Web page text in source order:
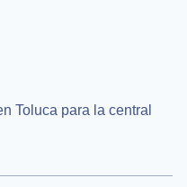
Toluca para la central